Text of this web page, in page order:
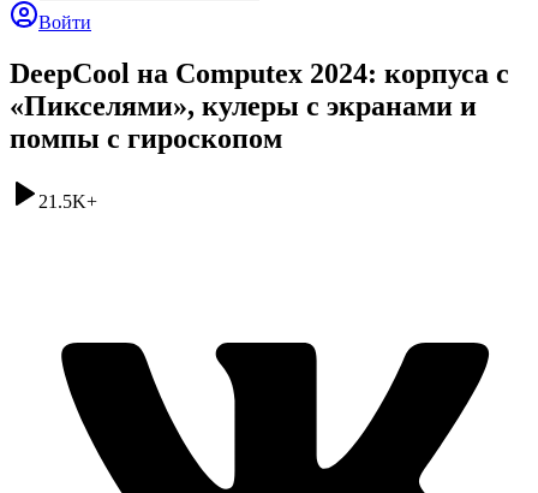
Войти
DeepCool на Computex 2024: корпуса с
«Пикселями», кулеры с экранами и
помпы с гироскопом
21.5K+